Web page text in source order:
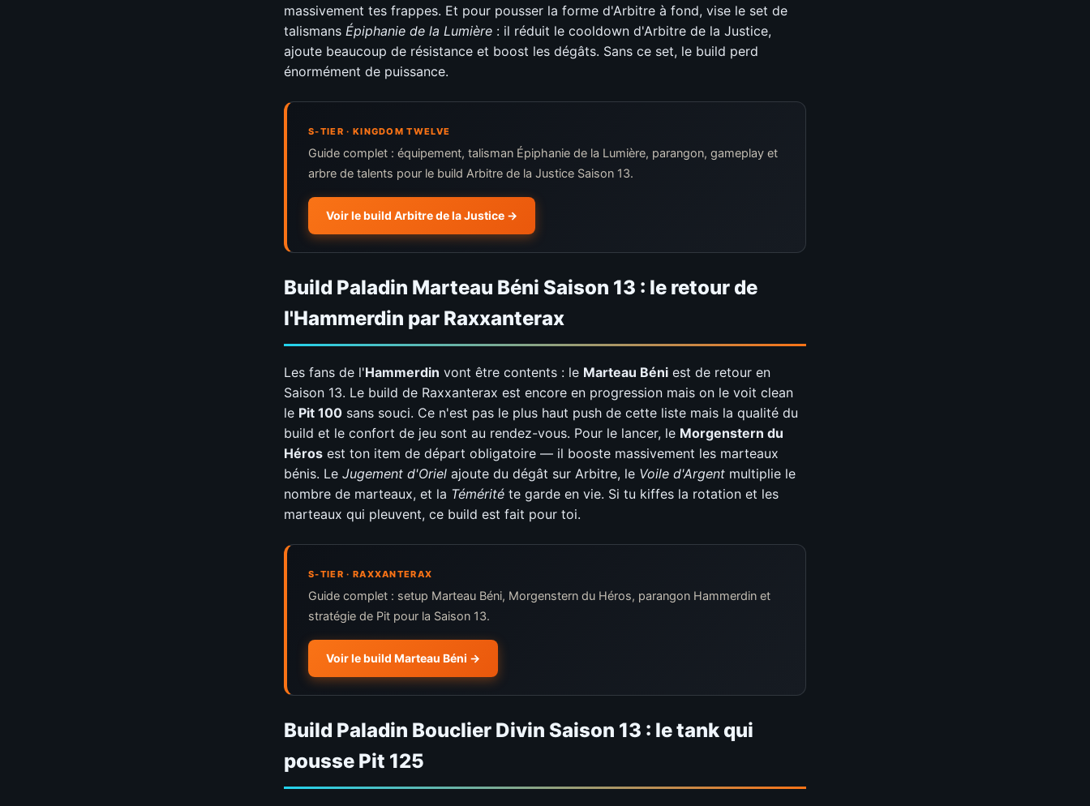
massivement tes frappes. Et pour pousser la forme d'Arbitre à fond, vise le set de
talismans Épiphanie de la Lumière : il réduit le cooldown d'Arbitre de la Justice,
ajoute beaucoup de résistance et boost les dégâts. Sans ce set, le build perd
énormément de puissance.
S-TIER · KINGDOM TWELVE
Guide complet : équipement, talisman Épiphanie de la Lumière, parangon, gameplay et
arbre de talents pour le build Arbitre de la Justice Saison 13.
Voir le build Arbitre de la Justice
Build Paladin Marteau Béni Saison 13 : le retour de
l'Hammerdin par Raxxanterax
Les fans de l'Hammerdin vont être contents : le Marteau Béni est de retour en
Saison 13. Le build de Raxxanterax est encore en progression mais on le voit clean
le Pit 100 sans souci. Ce n'est pas le plus haut push de cette liste mais la qualité du
build et le confort de jeu sont au rendez-vous. Pour le lancer, le Morgenstern du
Héros est ton item de départ obligatoire — il booste massivement les marteaux
bénis. Le Jugement d'Oriel ajoute du dégât sur Arbitre, le Voile d'Argent multiplie le
nombre de marteaux, et la Témérité te garde en vie. Si tu kiffes la rotation et les
marteaux qui pleuvent, ce build est fait pour toi.
S-TIER · RAXXANTERAX
Guide complet : setup Marteau Béni, Morgenstern du Héros, parangon Hammerdin et
stratégie de Pit pour la Saison 13.
Voir le build Marteau Béni
Build Paladin Bouclier Divin Saison 13 : le tank qui
pousse Pit 125